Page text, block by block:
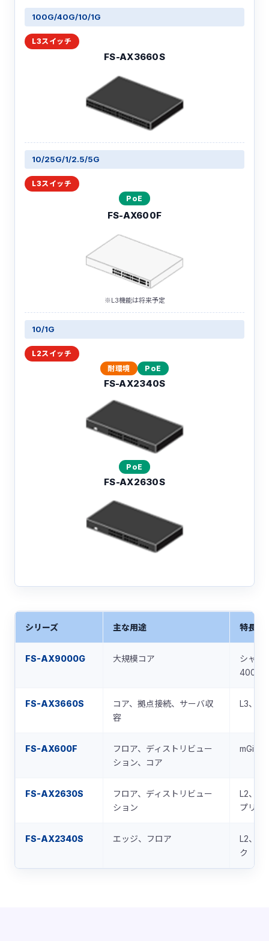
100G/40G/10/1G
FS-AX3660S
10/25G/1/2.5/5G
PoE
FS-AX600F
※L3機能は将来予定
10/1G
耐環境 PoE
FS-AX2340S
PoE
FS-AX2630S
シリーズ 主な用途 特長
FS-AX9000G 大規模コア
シャー
400G/
FS-AX3660S
コア、拠点接続、サーバ収
容
L3、
FS-AX600F
フロア、ディストリビュー
ション、コア
mGig
FS-AX2630S
フロア、ディストリビュー
ション
L2、
プリン
FS-AX2340S エッジ、フロア
L2、
ク